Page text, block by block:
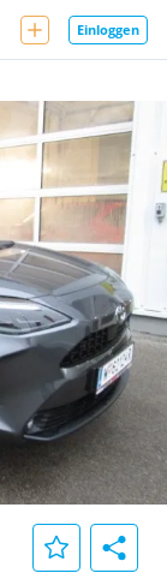
Einloggen